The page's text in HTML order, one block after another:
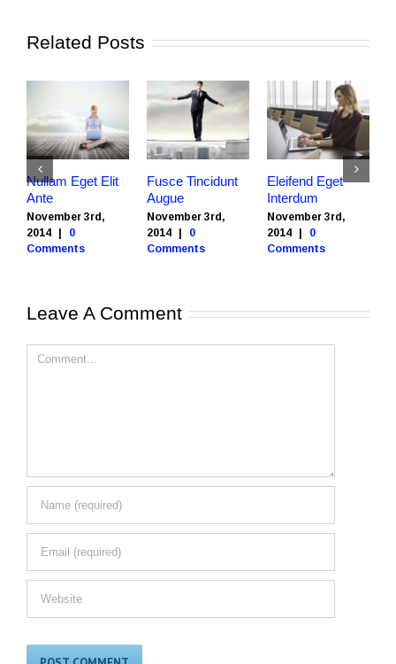
Related Posts
Nullam Eget Elit
Ante
November 3rd,
2014 | 0
Comments
Fusce Tincidunt
Augue
November 3rd,
2014 | 0
Comments
Eleifend Eget
Interdum
November 3rd,
2014 | 0
Comments
Leave A Comment
Comment